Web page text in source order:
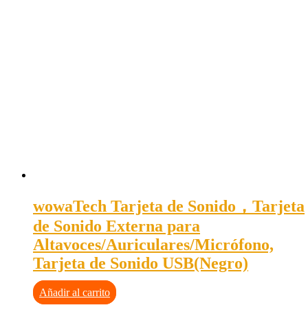
wowaTech Tarjeta de Sonido，Tarjeta
de Sonido Externa para
Altavoces/Auriculares/Micrófono,
Tarjeta de Sonido USB(Negro)
Añadir al carrito